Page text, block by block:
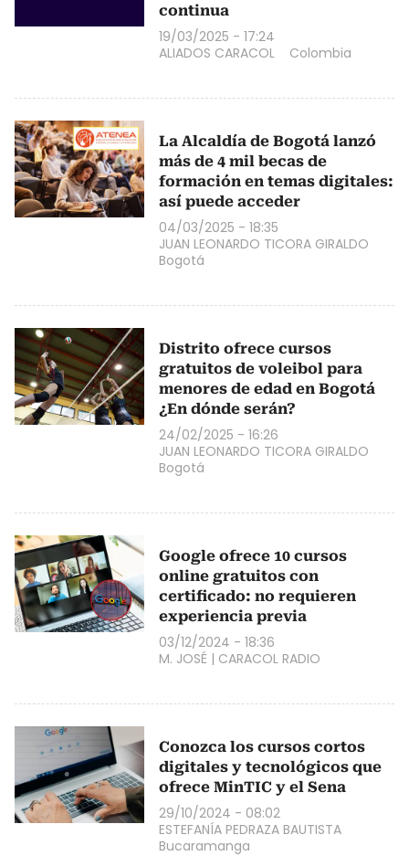
continua
19/03/2025 - 17:24
ALIADOS CARACOL
Colombia
La Alcaldía de Bogotá lanzó
más de 4 mil becas de
formación en temas digitales:
así puede acceder
04/03/2025 - 18:35
JUAN LEONARDO TICORA GIRALDO
Bogotá
Distrito ofrece cursos
gratuitos de voleibol para
menores de edad en Bogotá
¿En dónde serán?
24/02/2025 - 16:26
JUAN LEONARDO TICORA GIRALDO
Bogotá
Google ofrece 10 cursos
online gratuitos con
certificado: no requieren
experiencia previa
03/12/2024 - 18:36
M. JOSÉ | CARACOL RADIO
Conozca los cursos cortos
digitales y tecnológicos que
ofrece MinTIC y el Sena
29/10/2024 - 08:02
ESTEFANÍA PEDRAZA BAUTISTA
Bucaramanga